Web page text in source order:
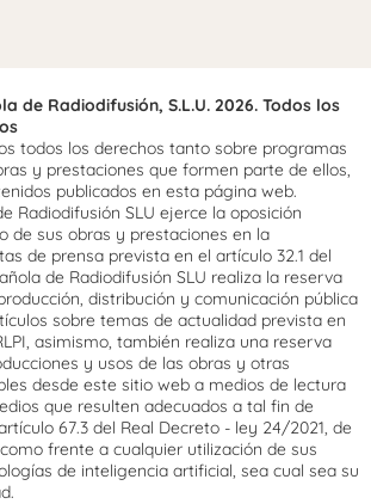
de Radiodifusión, S.L.U. 2026. Todos los
todos los derechos tanto sobre programas
y prestaciones que formen parte de ellos,
publicados en esta página web.
Radiodifusión SLU ejerce la oposición
de sus obras y prestaciones en la
de prensa prevista en el artículo 32.1 del
de Radiodifusión SLU realiza la reserva
distribución y comunicación pública
sobre temas de actualidad prevista en
asimismo, también realiza una reserva
y usos de las obras y otras
desde este sitio web a medios de lectura
que resulten adecuados a tal fin de
67.3 del Real Decreto - ley 24/2021, de
frente a cualquier utilización de sus
de inteligencia artificial, sea cual sea su